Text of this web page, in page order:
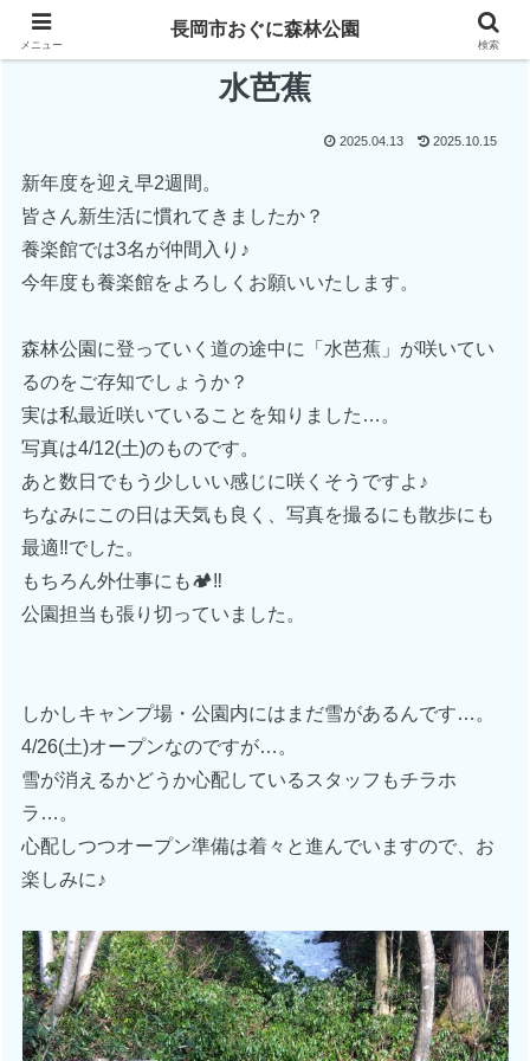
水芭蕉
2025.04.13 2025.10.15
新年度を迎え早2週間。
皆さん新生活に慣れてきましたか？
養楽館では3名が仲間入り♪
今年度も養楽館をよろしくお願いいたします。
森林公園に登っていく道の途中に「水芭蕉」が咲いてい
るのをご存知でしょうか？
実は私最近咲いていることを知りました…。
写真は4/12(土)のものです。
あと数日でもう少しいい感じに咲くそうですよ♪
ちなみにこの日は天気も良く、写真を撮るにも散歩にも
最適‼でした。
もちろん外仕事にも🏕‼
公園担当も張り切っていました。
しかしキャンプ場・公園内にはまだ雪があるんです…。
4/26(土)オープンなのですが…。
雪が消えるかどうか心配しているスタッフもチラホ
ラ…。
心配しつつオープン準備は着々と進んでいますので、お
楽しみに♪
メニュー
長岡市おぐに森林公園
検索